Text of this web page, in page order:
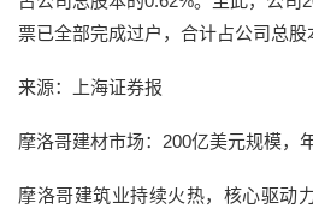
票已全部完成过户，合计占公司总股
来源：上海证券报
摩洛哥建材市场：200亿美元规模，
摩洛哥建筑业持续火热，核心驱动